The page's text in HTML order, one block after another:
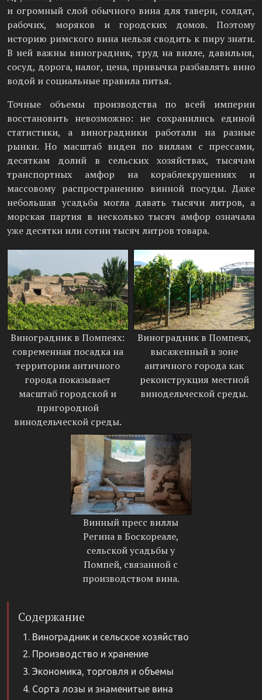
и огромный слой обычного вина для таверн, солдат,
рабочих, моряков и городских домов. Поэтому
историю римского вина нельзя сводить к пиру знати.
В ней важны виноградник, труд на вилле, давильня,
сосуд, дорога, налог, цена, привычка разбавлять вино
водой и социальные правила питья.
Точные объемы производства по всей империи
восстановить невозможно: не сохранились единой
статистики, а виноградники работали на разные
рынки. Но масштаб виден по виллам с прессами,
десяткам долий в сельских хозяйствах, тысячам
транспортных амфор на кораблекрушениях и
массовому распространению винной посуды. Даже
небольшая усадьба могла давать тысячи литров, а
морская партия в несколько тысяч амфор означала
уже десятки или сотни тысяч литров товара.
Виноградник в Помпеях:
современная посадка на
территории античного
города показывает
масштаб городской и
пригородной
винодельческой среды.
Виноградник в Помпеях,
высаженный в зоне
античного города как
реконструкция местной
винодельческой среды.
Винный пресс виллы
Регина в Боскореале,
сельской усадьбы у
Помпей, связанной с
производством вина.
Содержание
Виноградник и сельское хозяйство
Производство и хранение
Экономика, торговля и объемы
Сорта лозы и знаменитые вина